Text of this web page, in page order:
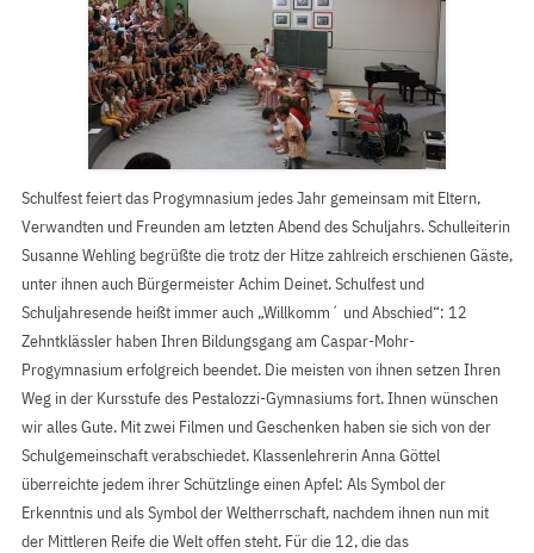
Schulfest feiert das Progymnasium jedes Jahr gemeinsam mit Eltern,
Verwandten und Freunden am letzten Abend des Schuljahrs. Schulleiterin
Susanne Wehling begrüßte die trotz der Hitze zahlreich erschienen Gäste,
unter ihnen auch Bürgermeister Achim Deinet. Schulfest und
Schuljahresende heißt immer auch „Willkomm´ und Abschied“: 12
Zehntklässler haben Ihren Bildungsgang am Caspar-Mohr-
Progymnasium erfolgreich beendet. Die meisten von ihnen setzen Ihren
Weg in der Kursstufe des Pestalozzi-Gymnasiums fort. Ihnen wünschen
wir alles Gute. Mit zwei Filmen und Geschenken haben sie sich von der
Schulgemeinschaft verabschiedet. Klassenlehrerin Anna Göttel
überreichte jedem ihrer Schützlinge einen Apfel: Als Symbol der
Erkenntnis und als Symbol der Weltherrschaft, nachdem ihnen nun mit
der Mittleren Reife die Welt offen steht. Für die 12, die das